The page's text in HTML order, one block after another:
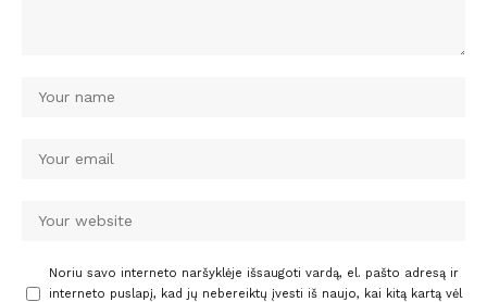
Noriu savo interneto naršyklėje išsaugoti vardą, el. pašto adresą ir
interneto puslapį, kad jų nebereiktų įvesti iš naujo, kai kitą kartą vėl